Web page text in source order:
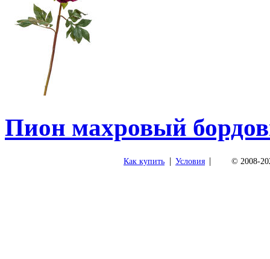
Пион махровый
Как купить | Условия | © 2008-